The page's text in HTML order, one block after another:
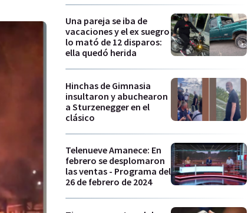
Una pareja se iba de
vacaciones y el ex suegro
lo mató de 12 disparos:
ella quedó herida
Hinchas de Gimnasia
insultaron y abuchearon
a Sturzenegger en el
clásico
Telenueve Amanece: En
febrero se desplomaron
las ventas - Programa del
26 de febrero de 2024